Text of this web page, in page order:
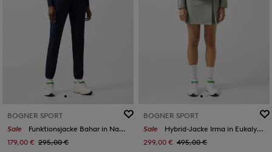
BOGNER SPORT
Sale
Funktionsjacke Bahar in Navy-Blau
179,00 € 295,00 €
BOGNER SPORT
Sale
Hybrid-Jacke Irma in Eukalyptus
299,00 € 495,00 €